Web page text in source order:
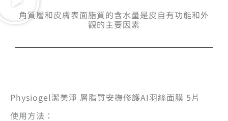
角質層和皮膚表面脂質的含水量是皮自有功能和外
觀的主要因素
Physiogel潔美淨 層脂質安撫修護AI羽絲面膜 5片
使用方法：